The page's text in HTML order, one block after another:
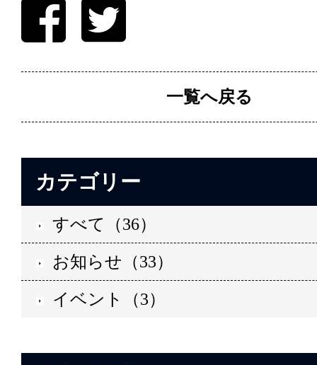
一覧へ戻る
カテゴリー
すべて（36）
お知らせ（33）
イベント（3）